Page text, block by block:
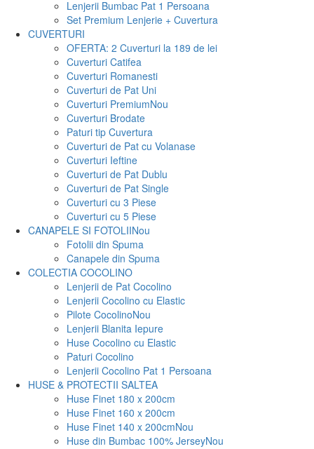
Lenjerii Bumbac Pat 1 Persoana
Set Premium Lenjerie + Cuvertura
CUVERTURI
OFERTA: 2 Cuverturi la 189 de lei
Cuverturi Catifea
Cuverturi Romanesti
Cuverturi de Pat Uni
Cuverturi PremiumNou
Cuverturi Brodate
Paturi tip Cuvertura
Cuverturi de Pat cu Volanase
Cuverturi Ieftine
Cuverturi de Pat Dublu
Cuverturi de Pat Single
Cuverturi cu 3 Piese
Cuverturi cu 5 Piese
CANAPELE SI FOTOLIINou
Fotolii din Spuma
Canapele din Spuma
COLECTIA COCOLINO
Lenjerii de Pat Cocolino
Lenjerii Cocolino cu Elastic
Pilote CocolinoNou
Lenjerii Blanita Iepure
Huse Cocolino cu Elastic
Paturi Cocolino
Lenjerii Cocolino Pat 1 Persoana
HUSE & PROTECTII SALTEA
Huse Finet 180 x 200cm
Huse Finet 160 x 200cm
Huse Finet 140 x 200cmNou
Huse din Bumbac 100% JerseyNou